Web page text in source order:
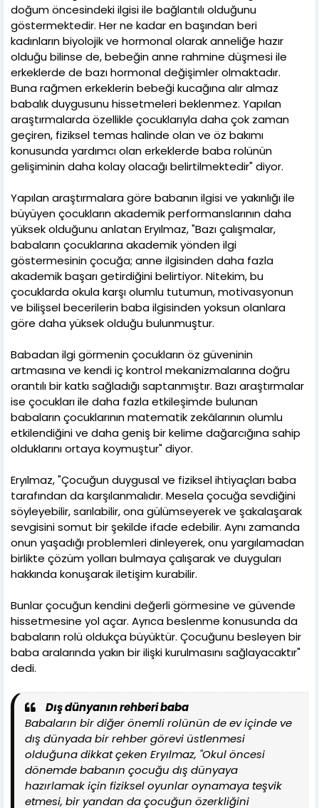
doğum öncesindeki ilgisi ile bağlantılı olduğunu
göstermektedir. Her ne kadar en başından beri
kadınların biyolojik ve hormonal olarak anneliğe hazır
olduğu bilinse de, bebeğin anne rahmine düşmesi ile
erkeklerde de bazı hormonal değişimler olmaktadır.
Buna rağmen erkeklerin bebeği kucağına alır almaz
babalık duygusunu hissetmeleri beklenmez. Yapılan
araştırmalarda özellikle çocuklarıyla daha çok zaman
geçiren, fiziksel temas halinde olan ve öz bakımı
konusunda yardımcı olan erkeklerde baba rolünün
gelişiminin daha kolay olacağı belirtilmektedir" diyor.
Yapılan araştırmalara göre babanın ilgisi ve yakınlığı ile
büyüyen çocukların akademik performanslarının daha
yüksek olduğunu anlatan Eryılmaz, "Bazı çalışmalar,
babaların çocuklarına akademik yönden ilgi
göstermesinin çocuğa; anne ilgisinden daha fazla
akademik başarı getirdiğini belirtiyor. Nitekim, bu
çocuklarda okula karşı olumlu tutumun, motivasyonun
ve bilişsel becerilerin baba ilgisinden yoksun olanlara
göre daha yüksek olduğu bulunmuştur.
Babadan ilgi görmenin çocukların öz güveninin
artmasına ve kendi iç kontrol mekanizmalarına doğru
orantılı bir katkı sağladığı saptanmıştır. Bazı araştırmalar
ise çocukları ile daha fazla etkileşimde bulunan
babaların çocuklarının matematik zekâlarının olumlu
etkilendiğini ve daha geniş bir kelime dağarcığına sahip
olduklarını ortaya koymuştur" diyor.
Eryılmaz, "Çocuğun duygusal ve fiziksel ihtiyaçları baba
tarafından da karşılanmalıdır. Mesela çocuğa sevdiğini
söyleyebilir, sarılabilir, ona gülümseyerek ve şakalaşarak
sevgisini somut bir şekilde ifade edebilir. Aynı zamanda
onun yaşadığı problemleri dinleyerek, onu yargılamadan
birlikte çözüm yolları bulmaya çalışarak ve duyguları
hakkında konuşarak iletişim kurabilir.
Bunlar çocuğun kendini değerli görmesine ve güvende
hissetmesine yol açar. Ayrıca beslenme konusunda da
babaların rolü oldukça büyüktür. Çocuğunu besleyen bir
baba aralarında yakın bir ilişki kurulmasını sağlayacaktır"
dedi.
Dış dünyanın rehberi baba
Babaların bir diğer önemli rolünün de ev içinde ve
dış dünyada bir rehber görevi üstlenmesi
olduğuna dikkat çeken Eryılmaz, "Okul öncesi
dönemde babanın çocuğu dış dünyaya
hazırlamak için fiziksel oyunlar oynamaya teşvik
etmesi, bir yandan da çocuğun özerkliğini